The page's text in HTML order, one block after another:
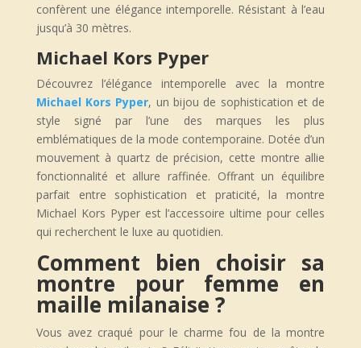
confèrent une élégance intemporelle. Résistant à l’eau
jusqu’à 30 mètres.
Michael Kors Pyper
Découvrez l’élégance intemporelle avec la montre
Michael Kors Pyper, un bijou de sophistication et de
style signé par l’une des marques les plus
emblématiques de la mode contemporaine. Dotée d’un
mouvement à quartz de précision, cette montre allie
fonctionnalité et allure raffinée. Offrant un équilibre
parfait entre sophistication et praticité, la montre
Michael Kors Pyper est l’accessoire ultime pour celles
qui recherchent le luxe au quotidien.
Comment bien choisir sa
montre pour femme en
maille milanaise ?
Vous avez craqué pour le charme fou de la montre